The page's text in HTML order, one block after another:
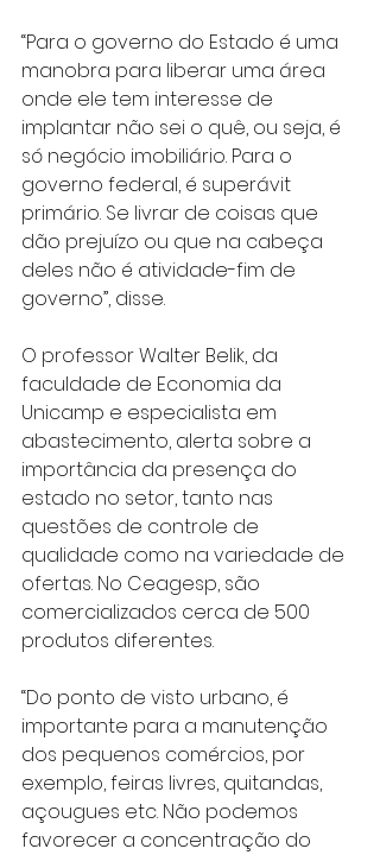
“Para o governo do Estado é uma
manobra para liberar uma área
onde ele tem interesse de
implantar não sei o quê, ou seja, é
só negócio imobiliário. Para o
governo federal, é superávit
primário. Se livrar de coisas que
dão prejuízo ou que na cabeça
deles não é atividade-fim de
governo”, disse.
O professor Walter Belik, da
faculdade de Economia da
Unicamp e especialista em
abastecimento, alerta sobre a
importância da presença do
estado no setor, tanto nas
questões de controle de
qualidade como na variedade de
ofertas. No Ceagesp, são
comercializados cerca de 500
produtos diferentes.
“Do ponto de visto urbano, é
importante para a manutenção
dos pequenos comércios, por
exemplo, feiras livres, quitandas,
açougues etc. Não podemos
favorecer a concentração do